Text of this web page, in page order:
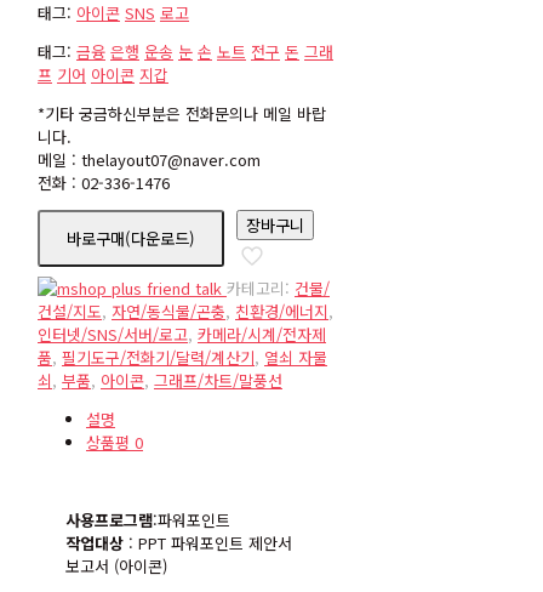
태그: 아이콘 SNS 로고
태그: 금융 은행 운송 눈 손 노트 전구 돈 그래
프 기어 아이콘 지갑
*기타 궁금하신부분은 전화문의나 메일 바랍
니다.
메일 : thelayout07@naver.com
전화 : 02-336-1476
바로구매(다운로드)
icon47
수
량
장바구니
카테고리: 건물/
건설/지도, 자연/동식물/곤충, 친환경/에너지,
인터넷/SNS/서버/로고, 카메라/시계/전자제
품, 필기도구/전화기/달력/계산기, 열쇠 자물
쇠, 부품, 아이콘, 그래프/차트/말풍선
설명
상품평 0
사용프로그램:파워포인트
작업대상 : PPT 파워포인트 제안서
보고서 (아이콘)